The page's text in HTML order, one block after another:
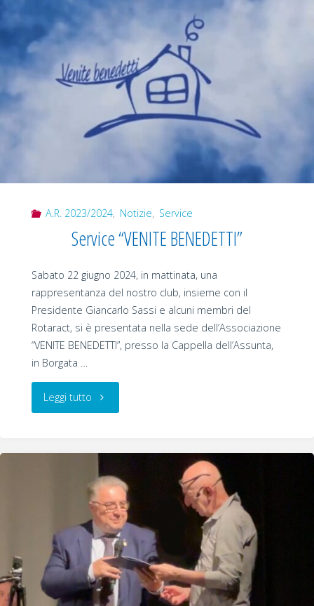
d’attesa
Week
all’Ospedale
A.R. 2023/2024, Notizie, Service
Service “VENITE BENEDETTI”
Sabato 22 giugno 2024, in mattinata, una
rappresentanza del nostro club, insieme con il
Presidente Giancarlo Sassi e alcuni membri del
Rotaract, si è presentata nella sede dell’Associazione
“VENITE BENEDETTI”, presso la Cappella dell’Assunta,
in Borgata …
Leggi tutto "Service
BENEDETTI”"